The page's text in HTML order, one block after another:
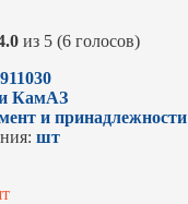
из 5 (6 голосов)
КамАЗ
и принадлежности
шт